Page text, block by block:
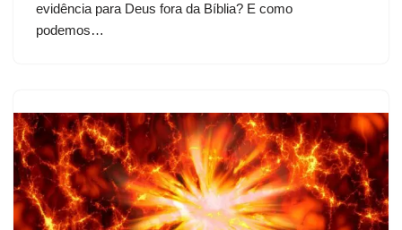
evidência para Deus fora da Bíblia? E como
podemos…